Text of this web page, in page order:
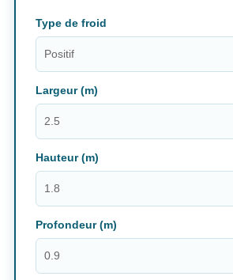
Type de froid
Largeur (m)
Hauteur (m)
Profondeur (m)